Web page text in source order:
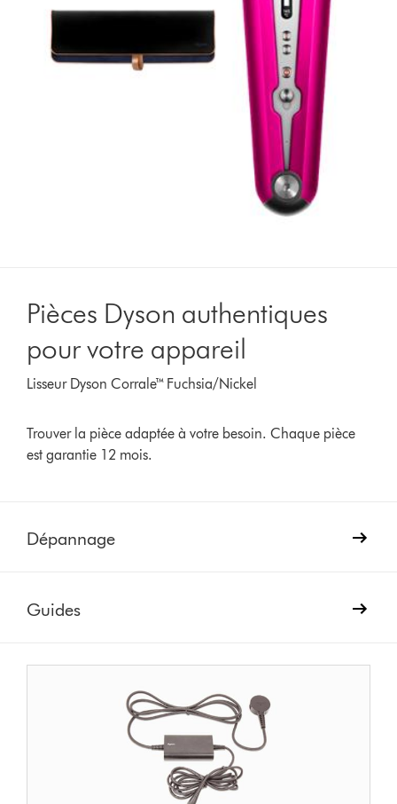
Pièces Dyson authentiques
pour votre appareil
Lisseur Dyson Corrale™ Fuchsia/Nickel
Trouver la pièce adaptée à votre besoin. Chaque pièce
est garantie 12 mois.
Dépannage
Guides